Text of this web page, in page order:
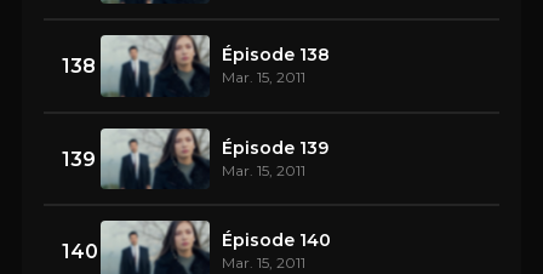
138 Épisode 138
Mar. 15, 2011
139 Épisode 139
Mar. 15, 2011
140 Épisode 140
Mar. 15, 2011